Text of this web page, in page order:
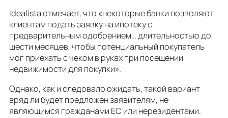
Idealista отмечает, что «некоторые банки позволяют
клиентам подать заявку на ипотеку с
предварительным одобрением… длительностью до
шести месяцев, чтобы потенциальный покупатель
мог приехать с чеком в руках при посещении
недвижимости для покупки».
Однако, как и следовало ожидать, такой вариант
вряд ли будет предложен заявителям, не
являющимся гражданами ЕС или нерезидентами.